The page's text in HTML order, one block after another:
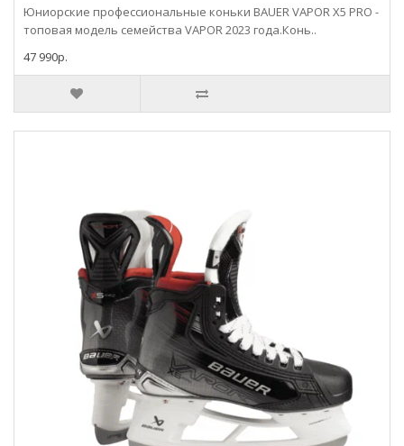
Юниорские профессиональные коньки BAUER VAPOR X5 PRO -
топовая модель семейства VAPOR 2023 года.Конь..
47 990р.